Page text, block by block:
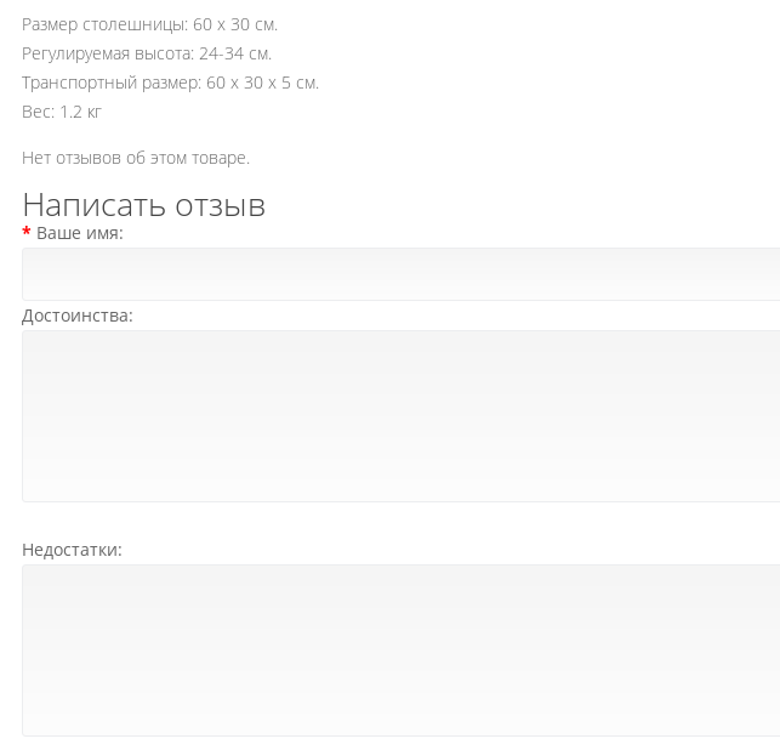
Размер столешницы: 60 x 30 см.
Регулируемая высота: 24-34 см.
Транспортный размер: 60 x 30 x 5 см.
Вес: 1.2 кг
Нет отзывов об этом товаре.
Написать отзыв
Ваше имя:
Достоинства:
Недостатки: